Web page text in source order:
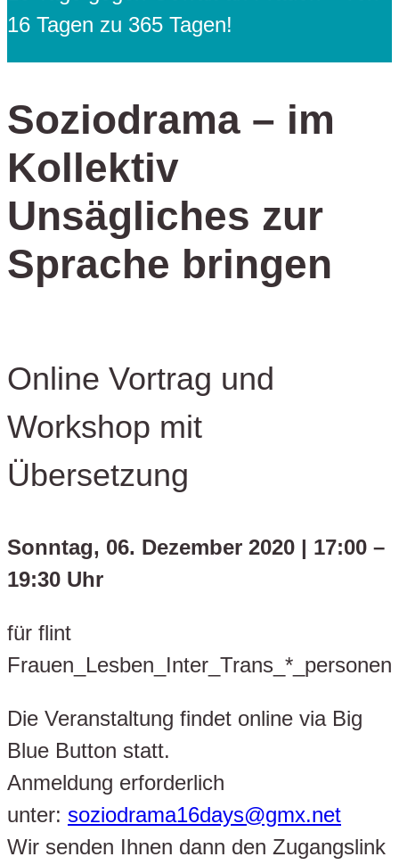
16 Tagen zu 365 Tagen!
Soziodrama – im
Kollektiv
Unsägliches zur
Sprache bringen
Online Vortrag und
Workshop mit
Übersetzung
Sonntag, 06. Dezember 2020 | 17:00 –
19:30 Uhr
für flint
Frauen_Lesben_Inter_Trans_*_personen
Die Veranstaltung findet online via Big
Blue Button statt.
Anmeldung erforderlich
unter: soziodrama16days@gmx.net
Wir senden Ihnen dann den Zugangslink